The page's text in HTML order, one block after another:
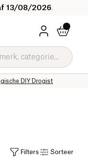
13/08/2026
DIY Drogist
Filters Sorteer